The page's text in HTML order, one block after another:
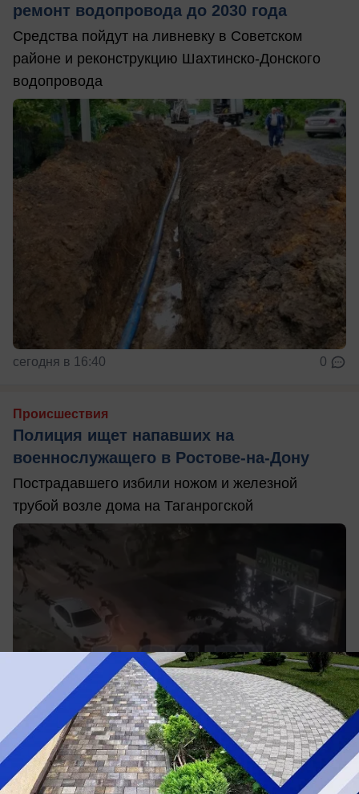
ремонт водопровода до 2030 года
Средства пойдут на ливневку в Советском
районе и реконструкцию Шахтинско-Донского
водопровода
сегодня в 16:40 0
Происшествия
Полиция ищет напавших на
военнослужащего в Ростове-на-Дону
Пострадавшего избили ножом и железной
трубой возле дома на Таганрогской
сегодня в 16:05 0